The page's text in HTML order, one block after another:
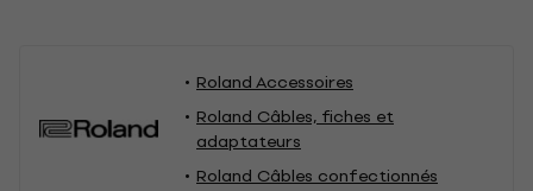
Roland Accessoires
Roland Câbles, fiches et
adaptateurs
Roland Câbles confectionnés